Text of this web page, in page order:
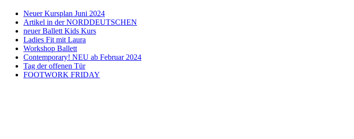
Neuer Kursplan Juni 2024
Artikel in der NORDDEUTSCHEN
neuer Ballett Kids Kurs
Ladies Fit mit Laura
Workshop Ballett
Contemporary! NEU ab Februar 2024
Tag der offenen Tür
FOOTWORK FRIDAY